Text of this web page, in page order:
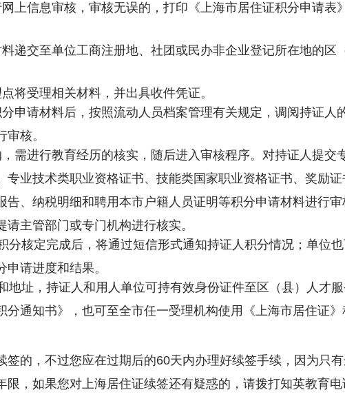
上信息审核，审核无误的，打印《上海市居住证积分申请表
递交至单位工商注册地、社团或民办非企业登记所在地的区
将受理相关材料，并出具收件凭证。
申请材料后，按照流动人员档案管理有关规定，调阅持证人
核。
需进行教育经历的核实，随后进入审核程序。对持证人提交
专业技术类职业资格证书、技能类国家职业资格证书、奖励
告、纳税明细和聘用本市户籍人员证明等积分申请材料进行
主管部门或专门机构进行核实。
分核定完成后，将通过短信形式通知持证人积分情况；单位
请进度和结果。
地址，持证人和用人单位可持有效身份证件至区（县）人才
分通知书》，也可至全市任一受理机构使用《上海市居住证
签的，不过您应在过期后的60天内办理好续签手续，因为只
限，如果您对上海居住证续签还有疑惑的，请拨打知英教育电